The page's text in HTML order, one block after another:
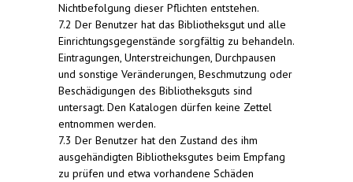
Nichtbefolgung dieser Pflichten entstehen.
7.2 Der Benutzer hat das Bibliotheksgut und alle
Einrichtungsgegenstände sorgfältig zu behandeln.
Eintragungen, Unterstreichungen, Durchpausen
und sonstige Veränderungen, Beschmutzung oder
Beschädigungen des Bibliotheksguts sind
untersagt. Den Katalogen dürfen keine Zettel
entnommen werden.
7.3 Der Benutzer hat den Zustand des ihm
ausgehändigten Bibliotheksgutes beim Empfang
zu prüfen und etwa vorhandene Schäden